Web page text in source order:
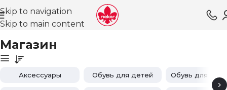
Skip to navigation
Skip to main content
Главная Магазин
Магазин
Аксессуары Обувь для детей Обувь для